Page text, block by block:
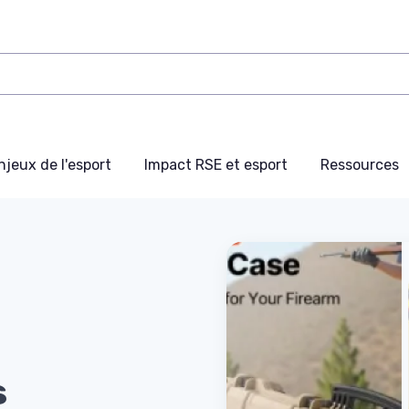
de l'esport Impact RSE et esport Ressources